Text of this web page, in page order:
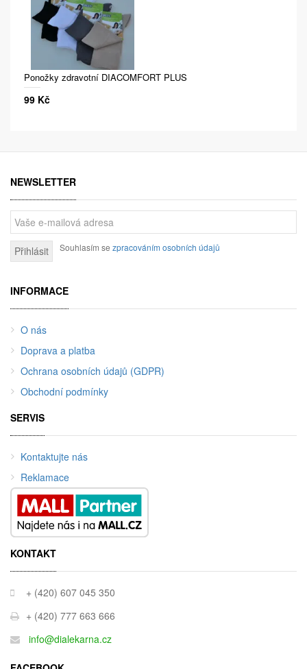
Ponožky zdravotní DIACOMFORT PLUS
99 Kč
NEWSLETTER
Přihlásit Souhlasím se zpracováním osobních údajů
INFORMACE
O nás
Doprava a platba
Ochrana osobních údajů (GDPR)
Obchodní podmínky
SERVIS
Kontaktujte nás
Reklamace
KONTAKT
+ (420) 607 045 350
+ (420) 777 663 666
info@dialekarna.cz